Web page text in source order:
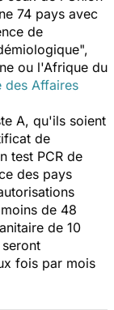
74 pays avec
de
",
ou l'Afrique du
des Affaires
A, qu'ils soient
de
test PCR de
des pays
de 48
de 10
fois par mois